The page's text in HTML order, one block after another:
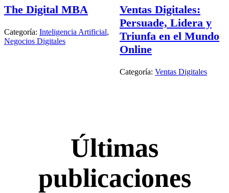
The Digital MBA
Categoría: Inteligencia Artificial,
Negocios Digitales
Ventas Digitales:
Persuade, Lidera y
Triunfa en el Mundo
Online
Categoría: Ventas Digitales
Últimas
publicaciones